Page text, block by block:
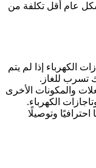
عام أقل تكلفة من
الكهرباء إذا لم يتم
تسرب للغاز.
والمكونات الأخرى
الكهرباء.
احترافيًا وتوصيلًا